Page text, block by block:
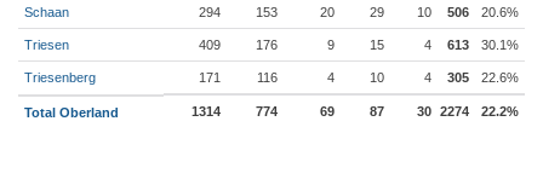
Schaan 294 153 20 29 10 506 20.6%
Triesen 409 176 9 15 4 613 30.1%
Triesenberg 171 116 4 10 4 305 22.6%
Total Oberland 1314 774 69 87 30 2274 22.2%